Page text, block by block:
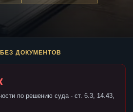
ДОКУМЕНТОВ
по решению суда - ст. 6.3, 14.43,